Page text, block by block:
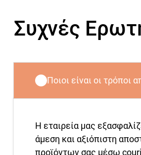
Συχνές
Ποιοι είναι οι τρόποι
Η εταιρεία μας
άμεση και αξιόπιστη
προϊόντων σας μέσω